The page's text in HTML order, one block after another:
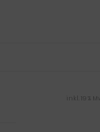
inkl. 19 %